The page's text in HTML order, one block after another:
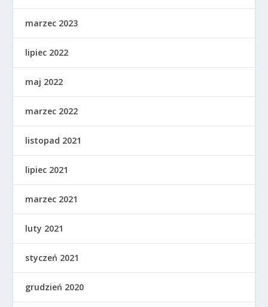
marzec 2023
lipiec 2022
maj 2022
marzec 2022
listopad 2021
lipiec 2021
marzec 2021
luty 2021
styczeń 2021
grudzień 2020